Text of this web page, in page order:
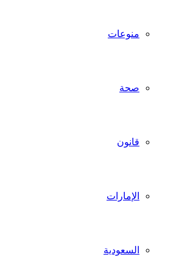
منوعات
صحة
قانون
الإمارات
السعودية